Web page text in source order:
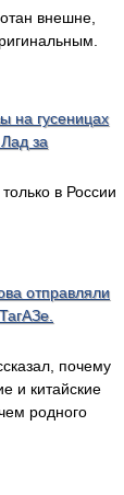
внешне,
на гусеницах
за
в России
отправляли
почему
и китайские
родного